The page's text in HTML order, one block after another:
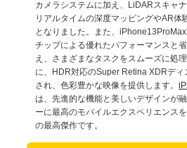
カメラシステムに加え、LiDARスキャナ
リアルタイムの深度マッピングやAR体
となりました。また、
チップによる優れたパフォーマンスと
え、さまざまなタスクをスムーズに処
に、HDR対応のSuper Retina XDRディ
され、色彩豊かな映像を提供します。
は、先進的な機能と美しいデザインが
ーに最高のモバイルエクスペリエンス
の最高傑作です。